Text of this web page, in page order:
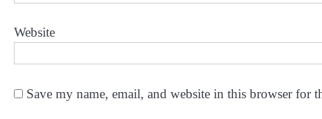
Website
Save my name, email, and website in this browser for